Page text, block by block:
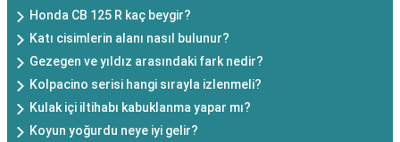
Honda CB 125 R kaç beygir?
Katı cisimlerin alanı nasıl bulunur?
Gezegen ve yıldız arasındaki fark nedir?
Kolpacino serisi hangi sırayla izlenmeli?
Kulak içi iltihabı kabuklanma yapar mı?
Koyun yoğurdu neye iyi gelir?